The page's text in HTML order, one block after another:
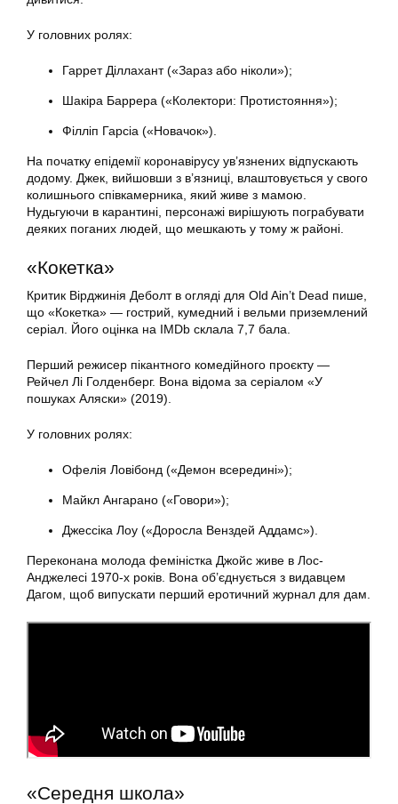
У головних ролях:
Гаррет Діллахант («Зараз або ніколи»);
Шакіра Баррера («Колектори: Протистояння»);
Філліп Гарсіа («Новачок»).
На початку епідемії коронавірусу ув’язнених відпускають
додому. Джек, вийшовши з в’язниці, влаштовується у свого
колишнього співкамерника, який живе з мамою.
Нудьгуючи в карантині, персонажі вирішують пограбувати
деяких поганих людей, що мешкають у тому ж районі.
«Кокетка»
Критик Вірджинія Деболт в огляді для Old Ain’t Dead пише,
що «Кокетка» — гострий, кумедний і вельми приземлений
серіал. Його оцінка на IMDb склала 7,7 бала.
Перший режисер пікантного комедійного проєкту —
Рейчел Лі Голденберг. Вона відома за серіалом «У
пошуках Аляски» (2019).
У головних ролях:
Офелія Ловібонд («Демон всередині»);
Майкл Ангарано («Говори»);
Джессіка Лоу («Доросла Венздей Аддамс»).
Переконана молода феміністка Джойс живе в Лос-
Анджелесі 1970-х років. Вона об’єднується з видавцем
Дагом, щоб випускати перший еротичний журнал для дам.
«Середня школа»